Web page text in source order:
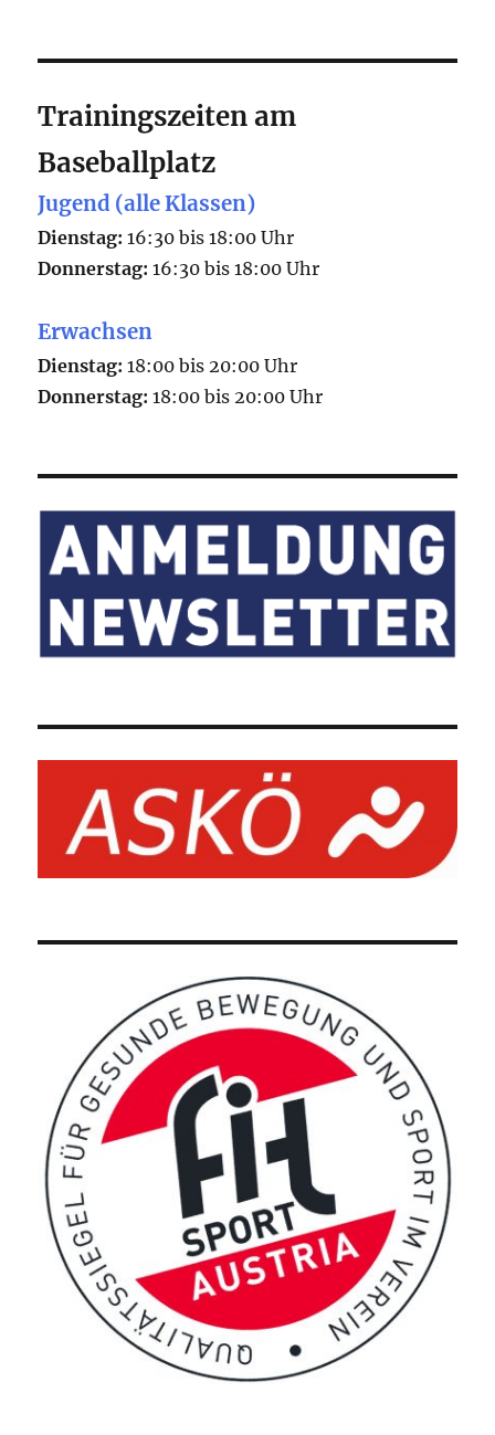
Trainingszeiten am
Baseballplatz
Jugend (alle Klassen)
Dienstag: 16:30 bis 18:00 Uhr
Donnerstag: 16:30 bis 18:00 Uhr
Erwachsen
Dienstag: 18:00 bis 20:00 Uhr
Donnerstag: 18:00 bis 20:00 Uhr